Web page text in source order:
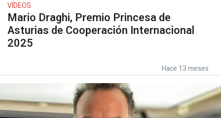
VÍDEOS
Mario Draghi, Premio Princesa de
Asturias de Cooperación Internacional
2025
Hace 13 meses